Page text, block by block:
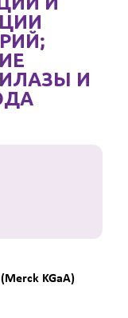
И
KGaA)